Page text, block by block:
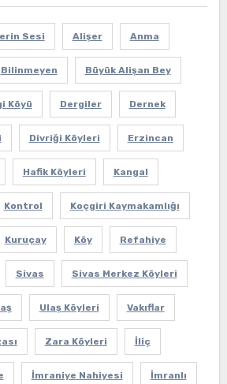
Sesi Alişer Anma
Bilinmeyen Büyük Alişan Bey
Köyü Dergiler Dernek
Divriği Köyleri Erzincan
Hafik Köyleri Kangal
Kontrol Koçgiri Kaymakamlığı
Kuruçay Köy Refahiye
Sivas Sivas Merkez Köyleri
Ulaş Köyleri Vakıflar
Zara Köyleri İliç
İmraniye Nahiyesi İmranlı